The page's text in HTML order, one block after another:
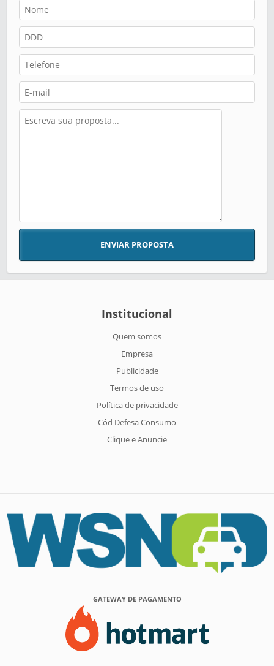
ENVIAR PROPOSTA
Institucional
Quem somos
Empresa
Publicidade
Termos de uso
Política de privacidade
Cód Defesa Consumo
Clique e Anuncie
GATEWAY DE PAGAMENTO